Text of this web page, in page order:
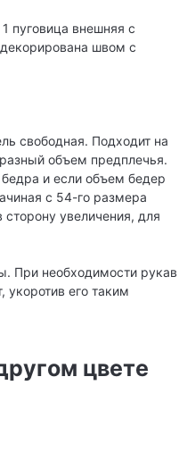
пуговица внешняя с
швом с
свободная. Подходит на
объем предплечья.
и если объем бедер
с 54-го размера
увеличения, для
При необходимости рукав
укоротив его таким
цвете